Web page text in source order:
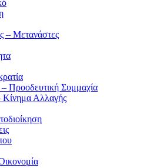
– Μετανάστες
Προοδευτική Συμμαχία
Αλλαγής